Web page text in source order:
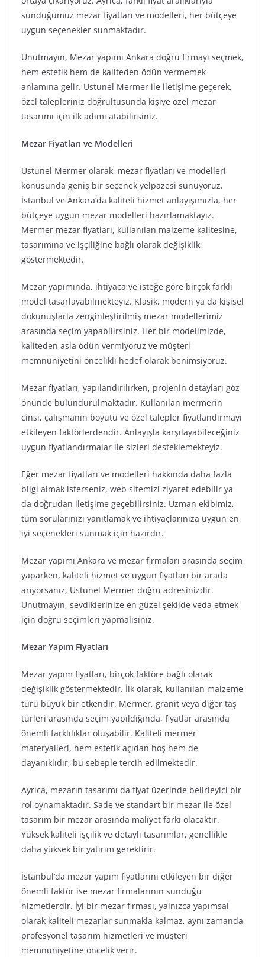
sunduğumuz mezar fiyatları ve modelleri, her bütçeye
uygun seçenekler sunmaktadır.
Unutmayın, Mezar yapımı Ankara doğru firmayı seçmek,
hem estetik hem de kaliteden ödün vermemek
anlamına gelir. Ustunel Mermer ile iletişime geçerek,
özel talepleriniz doğrultusunda kişiye özel mezar
tasarımı için ilk adımı atabilirsiniz.
Mezar Fiyatları ve Modelleri
Ustunel Mermer olarak, mezar fiyatları ve modelleri
konusunda geniş bir seçenek yelpazesi sunuyoruz.
İstanbul ve Ankara’da kaliteli hizmet anlayışımızla, her
bütçeye uygun mezar modelleri hazırlamaktayız.
Mermer mezar fiyatları, kullanılan malzeme kalitesine,
tasarımına ve işçiliğine bağlı olarak değişiklik
göstermektedir.
Mezar yapımında, ihtiyaca ve isteğe göre birçok farklı
model tasarlayabilmekteyiz. Klasik, modern ya da kişisel
dokunuşlarla zenginleştirilmiş mezar modellerimiz
arasında seçim yapabilirsiniz. Her bir modelimizde,
kaliteden asla ödün vermiyoruz ve müşteri
memnuniyetini öncelikli hedef olarak benimsiyoruz.
Mezar fiyatları, yapılandırılırken, projenin detayları göz
önünde bulundurulmaktadır. Kullanılan mermerin
cinsi, çalışmanın boyutu ve özel talepler fiyatlandırmayı
etkileyen faktörlerdendir. Anlayışla karşılayabileceğiniz
uygun fiyatlandırmalar ile sizleri desteklemekteyiz.
Eğer mezar fiyatları ve modelleri hakkında daha fazla
bilgi almak isterseniz, web sitemizi ziyaret edebilir ya
da doğrudan iletişime geçebilirsiniz. Uzman ekibimiz,
tüm sorularınızı yanıtlamak ve ihtiyaçlarınıza uygun en
iyi seçenekleri sunmak için hazırdır.
Mezar yapımı Ankara ve mezar firmaları arasında seçim
yaparken, kaliteli hizmet ve uygun fiyatları bir arada
arıyorsanız, Ustunel Mermer doğru adresinizdir.
Unutmayın, sevdiklerinize en güzel şekilde veda etmek
için doğru seçimleri yapmalısınız.
Mezar Yapım Fiyatları
Mezar yapım fiyatları, birçok faktöre bağlı olarak
değişiklik göstermektedir. İlk olarak, kullanılan malzeme
türü büyük bir etkendir. Mermer, granit veya diğer taş
türleri arasında seçim yapıldığında, fiyatlar arasında
önemli farklılıklar oluşabilir. Kaliteli mermer
materyalleri, hem estetik açıdan hoş hem de
dayanıklıdır, bu sebeple tercih edilmektedir.
Ayrıca, mezarın tasarımı da fiyat üzerinde belirleyici bir
rol oynamaktadır. Sade ve standart bir mezar ile özel
tasarım bir mezar arasında maliyet farkı olacaktır.
Yüksek kaliteli işçilik ve detaylı tasarımlar, genellikle
daha yüksek bir yatırım gerektirir.
İstanbul’da mezar yapım fiyatlarını etkileyen bir diğer
önemli faktör ise mezar firmalarının sunduğu
hizmetlerdir. İyi bir mezar firması, yalnızca yapımsal
olarak kaliteli mezarlar sunmakla kalmaz, aynı zamanda
profesyonel tasarım hizmetleri ve müşteri
memnuniyetine öncelik verir.